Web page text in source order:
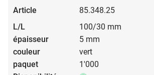
85.348.25
100/30 mm
5 mm
vert
1'000